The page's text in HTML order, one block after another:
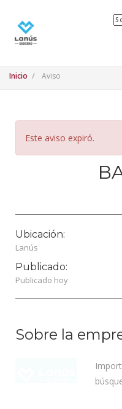
Inicio Aviso
Este aviso expiró.
Ubicación:
Lanús
Publicado:
Publicado hoy
Sobre la